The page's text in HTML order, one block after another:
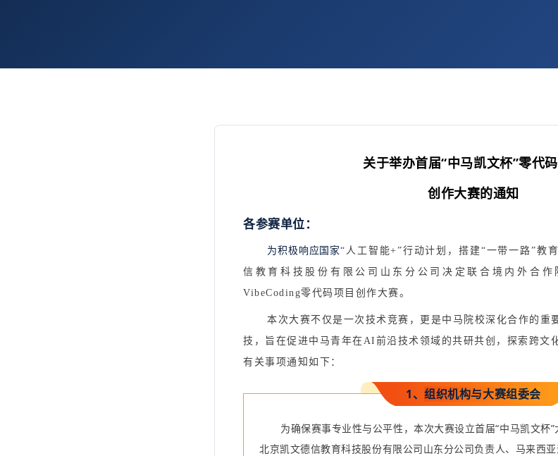
关于举办首届“中马凯文杯”零代
创作大赛的通知
各参赛单位：
为积极响应国家“ 人工智能+”行动计划，搭建“一带一路”教
信教育科技股份有限公司山东分公司决定联合境内外合作
VibeCoding零代码项目 创作大赛。
本次大赛不仅是一次 技术竞赛，更是中马院校深化合作的重
技，旨在促进中马青年在AI 前沿技术领域的共研共创，探索跨文
有关事项通知如下：
1、组织机构与大赛组委会
为确保赛事专业性与公平性，本次大赛设立首届“中马凯文杯”
北京凯文德信教育科技股份有限公司山东分公司负责人、马来西亚